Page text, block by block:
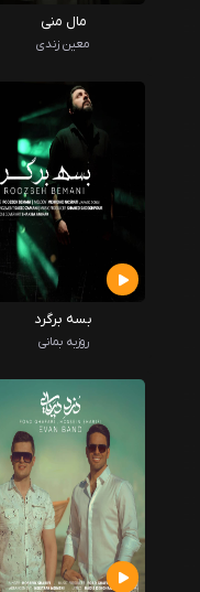
مال منی
معین زندی
بسه برگرد
روزبه بمانی